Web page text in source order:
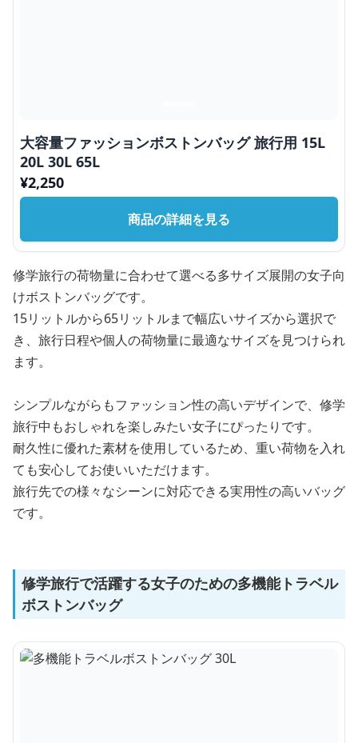
大容量ファッションボストンバッグ 旅行用 15L
20L 30L 65L
¥2,250
商品の詳細を見る
修学旅行の荷物量に合わせて選べる多サイズ展開の女子向
けボストンバッグです。
15リットルから65リットルまで幅広いサイズから選択で
き、旅行日程や個人の荷物量に最適なサイズを見つけられ
ます。
シンプルながらもファッション性の高いデザインで、修学
旅行中もおしゃれを楽しみたい女子にぴったりです。
耐久性に優れた素材を使用しているため、重い荷物を入れ
ても安心してお使いいただけます。
旅行先での様々なシーンに対応できる実用性の高いバッグ
です。
修学旅行で活躍する女子のための多機能トラベル
ボストンバッグ